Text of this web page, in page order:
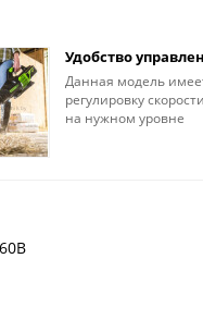
Удобство
Данная модель
регулировку
на нужном уровне